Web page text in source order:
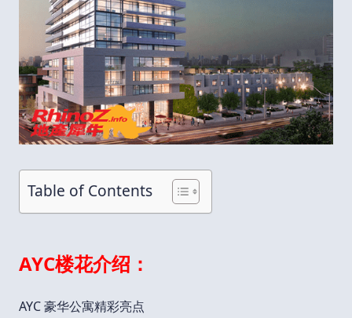
Table of Contents
AYC楼花介绍：
AYC 豪华公寓精彩亮点